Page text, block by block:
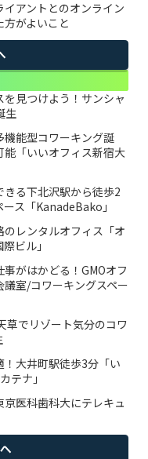
アントとのオンライン
がよいこと
見つけよう！サンシャ
生
能型コワーキング誕
能「いいオフィス新宿大
る下北沢駅から徒歩2
ス「KanadeBako」
レンタルオフィス「オ
ビル」
がはかどる！GMOオフ
議室/コワーキングスペー
草でリゾート気分のコワ
！大井町駅徒歩3分「い
テナ」
医科歯科大にテレキュ